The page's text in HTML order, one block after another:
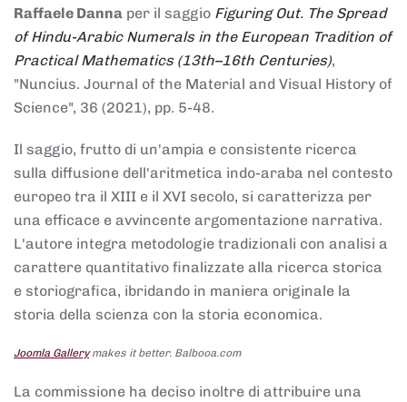
Raffaele Danna per il saggio Figuring Out. The Spread
of Hindu-Arabic Numerals in the European Tradition of
Practical Mathematics (13th–16th Centuries),
"Nuncius. Journal of the Material and Visual History of
Science", 36 (2021), pp. 5-48.
Il saggio, frutto di un'ampia e consistente ricerca
sulla diffusione dell'aritmetica indo-araba nel contesto
europeo tra il XIII e il XVI secolo, si caratterizza per
una efficace e avvincente argomentazione narrativa.
L'autore integra metodologie tradizionali con analisi a
carattere quantitativo finalizzate alla ricerca storica
e storiografica, ibridando in maniera originale la
storia della scienza con la storia economica.
Joomla Gallerymakes it better. Balbooa.com
La commissione ha deciso inoltre di attribuire una